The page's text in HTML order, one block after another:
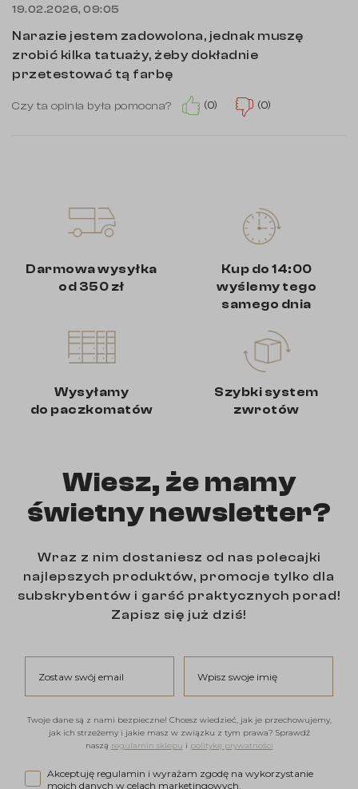
19.02.2026, 09:05
Narazie jestem zadowolona, jednak muszę
zrobić kilka tatuaży, żeby dokładnie
przetestować tą farbę
Czy ta opinia była pomocna? (0) (0)
Darmowa wysyłka
od 350 zł
Kup do 14:00
wyślemy tego
samego dnia
Wysyłamy
do paczkomatów
Szybki system
zwrotów
Wiesz, że mamy
świetny newsletter?
Wraz z nim dostaniesz od nas polecajki
najlepszych produktów, promocje tylko dla
subskrybentów i garść praktycznych porad!
Zapisz się już dziś!
Twoje dane są z nami bezpieczne! Chcesz wiedzieć, jak je przechowujemy,
jak ich strzeżemy i jakie masz w związku z tym prawa? Sprawdź
naszą regulamin sklepu i politykę prywatności
Akceptuję regulamin i wyrażam zgodę na wykorzystanie
Akceptuję regulamin i wyrażam zgodę na wykorzystanie
moich danych w celach marketingowych.